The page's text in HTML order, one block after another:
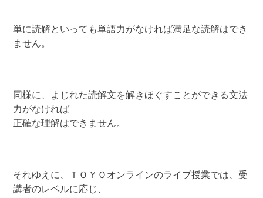
単に読解といっても単語力がなければ満足な読解はでき
ません。
同様に、よじれた読解文を解きほぐすことができる文法
力がなければ
正確な理解はできません。
それゆえに、ＴＯＹＯオンラインのライブ授業では、受
講者のレベルに応じ、